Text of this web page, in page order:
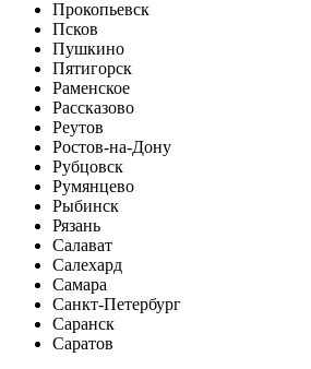
Прокопьевск
Псков
Пушкино
Пятигорск
Раменское
Рассказово
Реутов
Ростов-на-Дону
Рубцовск
Румянцево
Рыбинск
Рязань
Салават
Салехард
Самара
Санкт-Петербург
Саранск
Саратов